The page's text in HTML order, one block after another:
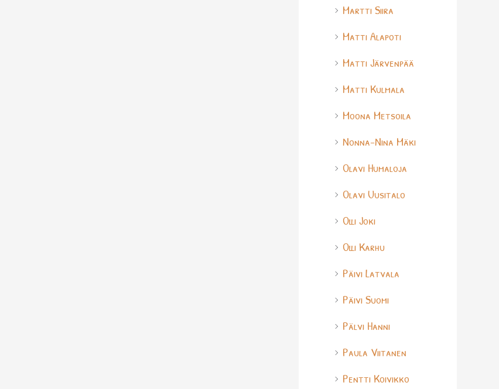
Martti Siira
Matti Alapoti
Matti Järvenpää
Matti Kulmala
Moona Metsoila
Nonna-Nina Mäki
Olavi Humaloja
Olavi Uusitalo
Olli Joki
Olli Karhu
Päivi Latvala
Päivi Suomi
Pälvi Hanni
Paula Viitanen
Pentti Koivikko